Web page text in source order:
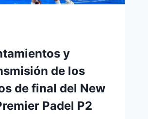
y
de los
de final del New
Padel P2